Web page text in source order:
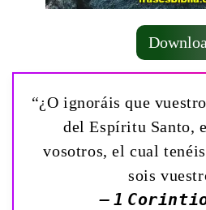
“¿O ignoráis que
del Espíritu Santo,
vosotros, el cual
sois
— 1